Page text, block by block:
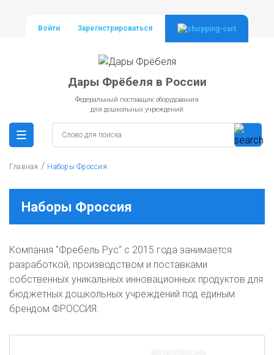
Войти Зарегистрироваться
Дары Фрёбеля в России
Федеральный поставщик оборудования
для дошкольных учреждений
Главная / Наборы Фроссия
Наборы Фроссия
Компания "Фребель Рус" с 2015 года занимается
разработкой, производством и поставками
собственных уникальных инновационных продуктов для
бюджетных дошкольных учреждений под единым
брендом ФРОССИЯ.